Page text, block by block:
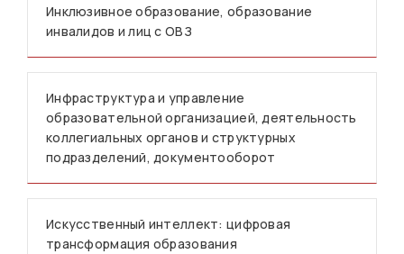
Инклюзивное образование, образование
инвалидов и лиц с ОВЗ
Инфраструктура и управление
образовательной организацией, деятельность
коллегиальных органов и структурных
подразделений, документооборот
Искусственный интеллект: цифровая
трансформация образования